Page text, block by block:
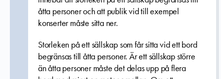
åtta personer och att publik vid till exempel
konserter måste sitta ner.
Storleken på ett sällskap som får sitta vid ett bord
begränsas till åtta personer. Är ett sällskap större
än åtta personer måste det delas upp på flera